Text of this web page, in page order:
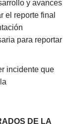
y avances
el reporte final
para reportar
incidente que
DE LA